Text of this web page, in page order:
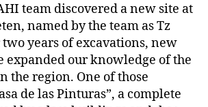
team discovered a new site at
named by the team as Tz
years of excavations, new
expanded our knowledge of the
the region. One of those
de las Pinturas”, a complete